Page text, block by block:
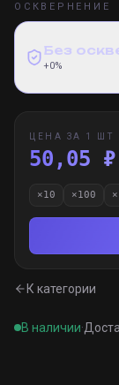
ОСКВЕРНЕНИЕ
Без
+0%
ЦЕНА ЗА 1 ШТ
50,05 ₽
×10 ×100 ×
К категории
В наличии·